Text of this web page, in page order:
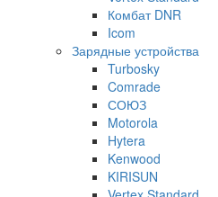
Комбат DNR
Icom
Зарядные устройства
Turbosky
Comrade
СОЮЗ
Motorola
Hytera
Kenwood
KIRISUN